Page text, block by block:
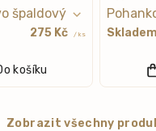
275 Kč / ks
košíku
Skladem
Zobrazit všechny